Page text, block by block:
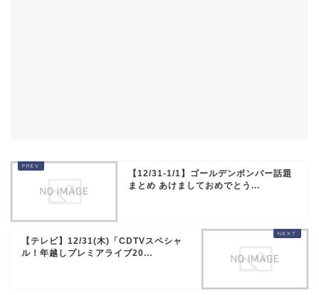
【12/31-1/1】ゴールデンボンバー話題
まとめ あけましておめでとう...
【テレビ】12/31(木)「CDTVスペシャ
ル！年越しプレミアライブ20...